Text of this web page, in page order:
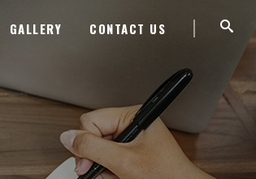
GALLERY CONTACT US